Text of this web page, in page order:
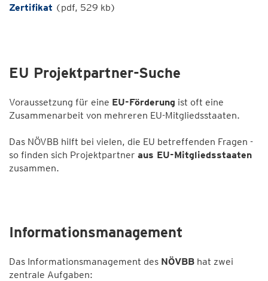
Zertifikat (pdf, 529 kb)
EU Projektpartner-Suche
Voraussetzung für eine EU-Förderung ist oft eine
Zusammenarbeit von mehreren EU-Mitgliedsstaaten.
Das NÖVBB hilft bei vielen, die EU betreffenden Fragen -
so finden sich Projektpartner aus EU-Mitgliedsstaaten
zusammen.
Informationsmanagement
Das Informationsmanagement des NÖVBB hat zwei
zentrale Aufgaben: